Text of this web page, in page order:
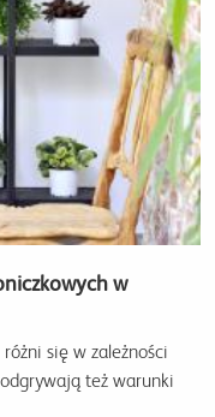
w
się w zależności
też warunki